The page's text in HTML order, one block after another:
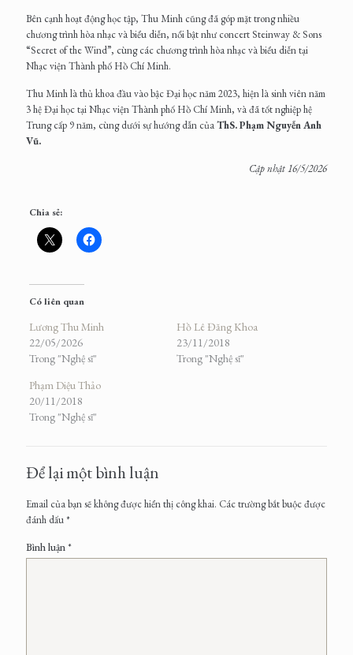
Bên cạnh hoạt động học tập, Thu Minh cũng đã góp mặt trong nhiều
chương trình hòa nhạc và biểu diễn, nổi bật như concert Steinway & Sons
“Secret of the Wind”, cùng các chương trình hòa nhạc và biểu diễn tại
Nhạc viện Thành phố Hồ Chí Minh.
Thu Minh là thủ khoa đầu vào bậc Đại học năm 2023, hiện là sinh viên năm
3 hệ Đại học tại Nhạc viện Thành phố Hồ Chí Minh, và đã tốt nghiệp hệ
Trung cấp 9 năm, cùng dưới sự hướng dẫn củaThS. Phạm Nguyễn Anh
Vũ.
Cập nhật 16/5/2026
Chia sẻ:
Có liên quan
Lương Thu Minh
22/05/2026
Trong "Nghệ sĩ"
Hồ Lê Đăng Khoa
23/11/2018
Trong "Nghệ sĩ"
Phạm Diệu Thảo
20/11/2018
Trong "Nghệ sĩ"
Để lại một bình luận
Email của bạn sẽ không được hiển thị công khai. Các trường bắt buộc được
đánh dấu*
Bình luận *